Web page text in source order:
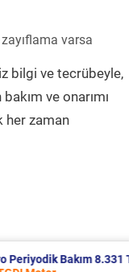
varsa
bilgi ve tecrübeyle,
bakım ve onarımı
her zaman
Bakım 8.331 TL